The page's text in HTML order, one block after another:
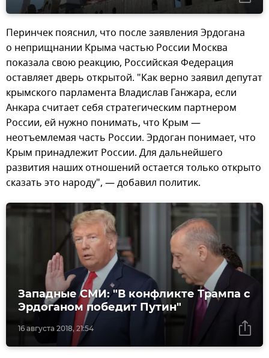
Перинчек пояснил, что после заявления Эрдогана
о неприщнании Крыма частью России Москва
показала свою реакцию, Российская Федерация
оставляет дверь открытой. "Как верно заявил депутат
крымского парламента Владислав Ганжара, если
Анкара считает себя стратегическим партнером
России, ей нужно понимать, что Крым —
неотъемлемая часть России. Эрдоган понимает, что
Крым принадлежит России. Для дальнейшего
развития наших отношений остается только открыто
сказать это народу", — добавил политик.
16 августа 2018, 21:54
Западные СМИ: "В конфликте Трампа с
Эрдоганом победит Путин"